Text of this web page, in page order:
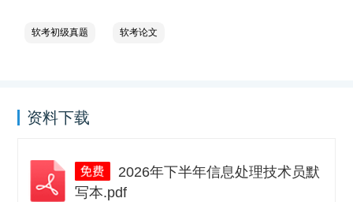
软考初级真题 软考论文
资料下载
写本.pdf